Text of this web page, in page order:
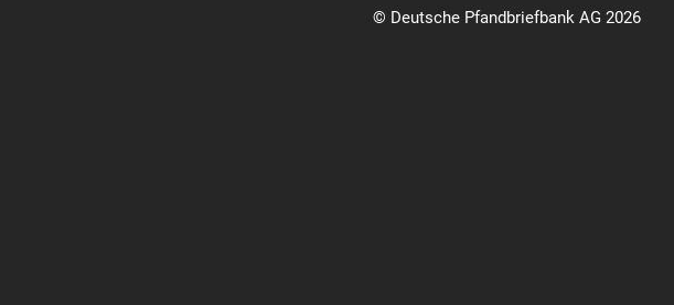
© Deutsche Pfandbriefbank AG 2026